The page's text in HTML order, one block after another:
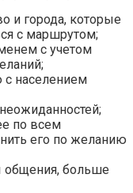
и города, которые
с маршрутом;
с учетом
населением
по всем
его по желанию
общения, больше